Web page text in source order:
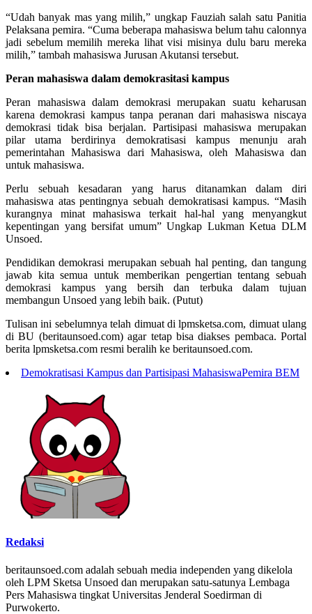
“Udah banyak mas yang milih,” ungkap Fauziah salah satu Panitia
Pelaksana pemira. “Cuma beberapa mahasiswa belum tahu calonnya
jadi sebelum memilih mereka lihat visi misinya dulu baru mereka
milih,” tambah mahasiswa Jurusan Akutansi tersebut.
Peran mahasiswa dalam demokrasitasi kampus
Peran mahasiswa dalam demokrasi merupakan suatu keharusan
karena demokrasi kampus tanpa peranan dari mahasiswa niscaya
demokrasi tidak bisa berjalan. Partisipasi mahasiswa merupakan
pilar utama berdirinya demokratisasi kampus menunju arah
pemerintahan Mahasiswa dari Mahasiswa, oleh Mahasiswa dan
untuk mahasiswa.
Perlu sebuah kesadaran yang harus ditanamkan dalam diri
mahasiswa atas pentingnya sebuah demokratisasi kampus. “Masih
kurangnya minat mahasiswa terkait hal-hal yang menyangkut
kepentingan yang bersifat umum” Ungkap Lukman Ketua DLM
Unsoed.
Pendidikan demokrasi merupakan sebuah hal penting, dan tangung
jawab kita semua untuk memberikan pengertian tentang sebuah
demokrasi kampus yang bersih dan terbuka dalam tujuan
membangun Unsoed yang lebih baik. (Putut)
Tulisan ini sebelumnya telah dimuat di lpmsketsa.com, dimuat ulang
di BU (beritaunsoed.com) agar tetap bisa diakses pembaca. Portal
berita lpmsketsa.com resmi beralih ke beritaunsoed.com.
Demokratisasi Kampus dan Partisipasi MahasiswaPemira BEM
Redaksi
beritaunsoed.com adalah sebuah media independen yang dikelola
oleh LPM Sketsa Unsoed dan merupakan satu-satunya Lembaga
Pers Mahasiswa tingkat Universitas Jenderal Soedirman di
Purwokerto.